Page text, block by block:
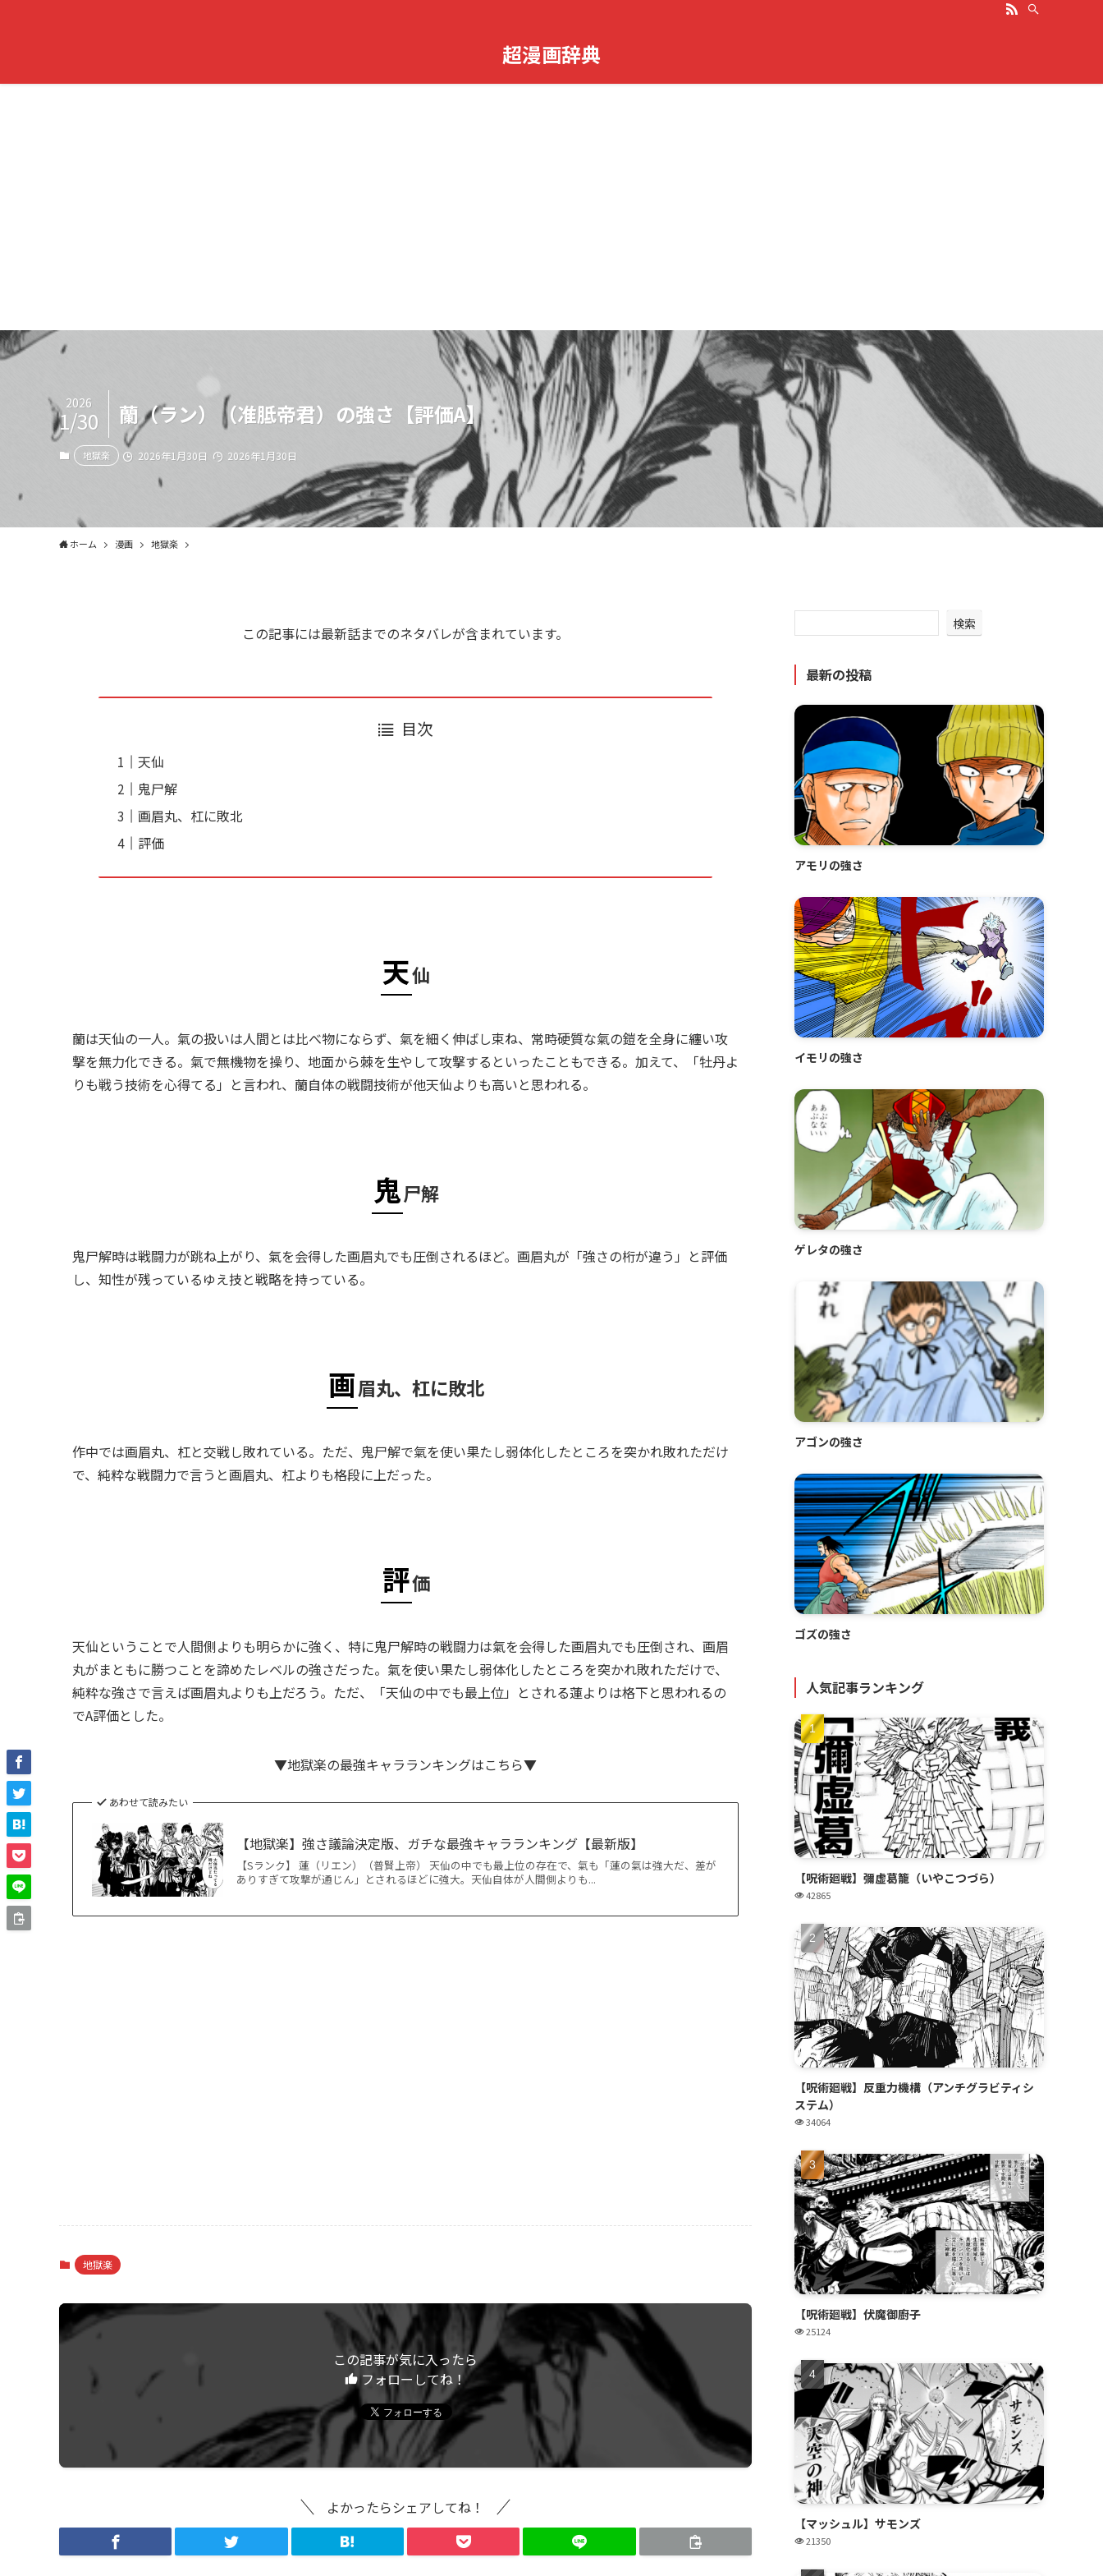
超漫画辞典
蘭（ラン）（准胝帝君）の強さ【評価A】
2026
1/30
地獄楽 2026年1月30日 2026年1月30日
ホーム 漫画 地獄楽
この記事には最新話までのネタバレが含まれています。
目次
天仙
鬼尸解
画眉丸、杠に敗北
評価
天仙
蘭は天仙の一人。氣の扱いは人間とは比べ物にならず、氣を細く伸ばし束ね、常時硬質な氣の鎧を全身に纏い攻
撃を無力化できる。氣で無機物を操り、地面から棘を生やして攻撃するといったこともできる。加えて、「牡丹よ
りも戦う技術を心得てる」と言われ、蘭自体の戦闘技術が他天仙よりも高いと思われる。
鬼尸解
鬼尸解時は戦闘力が跳ね上がり、氣を会得した画眉丸でも圧倒されるほど。画眉丸が「強さの桁が違う」と評価
し、知性が残っているゆえ技と戦略を持っている。
画眉丸、杠に敗北
作中では画眉丸、杠と交戦し敗れている。ただ、鬼尸解で氣を使い果たし弱体化したところを突かれ敗れただけ
で、純粋な戦闘力で言うと画眉丸、杠よりも格段に上だった。
評価
天仙ということで人間側よりも明らかに強く、特に鬼尸解時の戦闘力は氣を会得した画眉丸でも圧倒され、画眉
丸がまともに勝つことを諦めたレベルの強さだった。氣を使い果たし弱体化したところを突かれ敗れただけで、
純粋な強さで言えば画眉丸よりも上だろう。ただ、「天仙の中でも最上位」とされる蓮よりは格下と思われるの
でA評価とした。
▼地獄楽の最強キャラランキングはこちら▼
あわせて読みたい
【地獄楽】強さ議論決定版、ガチな最強キャラランキング【最新版】
【Sランク】 蓮（リエン）（普賢上帝） 天仙の中でも最上位の存在で、氣も「蓮の氣は強大だ、差が
ありすぎて攻撃が通じん」とされるほどに強大。天仙自体が人間側よりも...
地獄楽
この記事が気に入ったら
フォローしてね！
よかったらシェアしてね！
検索
最新の投稿
アモリの強さ
イモリの強さ
ゲレタの強さ
アゴンの強さ
ゴズの強さ
人気記事ランキング
【呪術廻戦】彌虚葛籠（いやこつづら）
42865
【呪術廻戦】反重力機構（アンチグラビティシ
ステム）
34064
【呪術廻戦】伏魔御廚子
25124
【マッシュル】サモンズ
21350